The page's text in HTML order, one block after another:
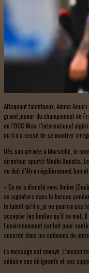
Attaquant talentueux, Amine
grand joueur du championnat de
de l’OGC Nice, l’international
ou il n’a cessé de se montrer
Dès son arrivée à Marseille, le
directeur sportif Medhi Benatia.
se doit d’être régulièrement bon
« On en a discuté avec Amine
sa signature dans le bureau
le talent qu’il a, je ne pourrai pas
accepter les limites qu’il se met.
l’environnement parfait pour
accordé dans les colonnes du
Le message est envoyé.
séduire ses dirigeants et ses